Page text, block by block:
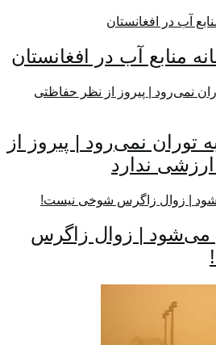
منابع آب در افغانستان
توران نمی‌رود | پیروز از
ندارد
می‌شود | زوال زاگرس